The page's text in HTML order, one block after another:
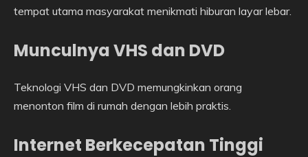
tempat utama masyarakat menikmati hiburan layar lebar.
Munculnya VHS dan DVD
Teknologi VHS dan DVD memungkinkan orang
menonton film di rumah dengan lebih praktis.
Internet Berkecepatan Tinggi